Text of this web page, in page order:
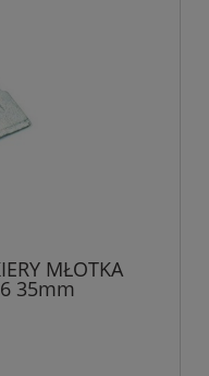
MŁOTKA
35mm